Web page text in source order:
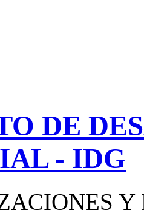
DE
- IDG